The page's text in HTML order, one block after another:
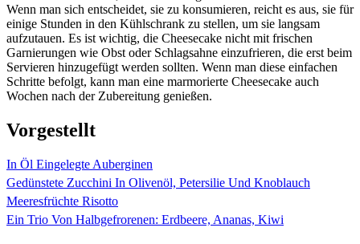
Wenn man sich entscheidet, sie zu konsumieren, reicht es aus, sie für
einige Stunden in den Kühlschrank zu stellen, um sie langsam
aufzutauen. Es ist wichtig, die Cheesecake nicht mit frischen
Garnierungen wie Obst oder Schlagsahne einzufrieren, die erst beim
Servieren hinzugefügt werden sollten. Wenn man diese einfachen
Schritte befolgt, kann man eine marmorierte Cheesecake auch
Wochen nach der Zubereitung genießen.
Vorgestellt
In Öl Eingelegte Auberginen
Gedünstete Zucchini In Olivenöl, Petersilie Und Knoblauch
Meeresfrüchte Risotto
Ein Trio Von Halbgefrorenen: Erdbeere, Ananas, Kiwi